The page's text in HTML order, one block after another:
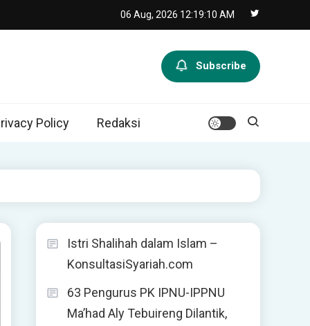
06 Aug, 2026 12:19:12 AM
Subscribe
Policy Redaksi
Istri Shalihah dalam Islam –
KonsultasiSyariah.com
63 Pengurus PK IPNU-IPPNU
Ma’had Aly Tebuireng Dilantik,